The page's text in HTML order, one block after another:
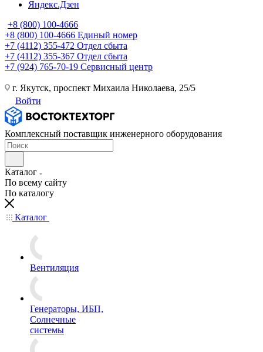
Яндекс.Дзен
+8 (800) 100-4666
+8 (800) 100-4666 Единый номер
+7 (4112) 355-472 Отдел сбыта
+7 (4112) 355-367 Отдел сбыта
+7 (924) 765-70-19 Сервисный центр
г. Якутск, проспект Михаила Николаева, 25/5
Войти
Комплексный поставщик инженерного оборудования
Каталог
По всему сайту
По каталогу
Каталог
Вентиляция
Генераторы, ИБП,
Солнечные
системы